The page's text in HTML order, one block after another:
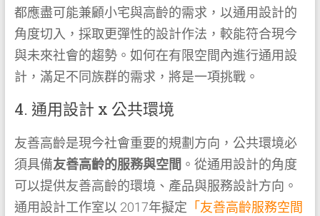
都應盡可能兼顧小宅與高齡的需求，以通用設計的
角度切入，採取更彈性的設計作法，較能符合現今
與未來社會的趨勢。如何在有限空間內進行通用設
計，滿足不同族群的需求，將是一項挑戰。
4. 通用設計 x 公共環境
友善高齡是現今社會重要的規劃方向，公共環境必
須具備友善高齡的服務與空間 。從通用設計的角度
可以提供友善高齡的環境、產品與服務設計方向。
通用設計工作室以 2017年擬定 「友善高齡服務空間